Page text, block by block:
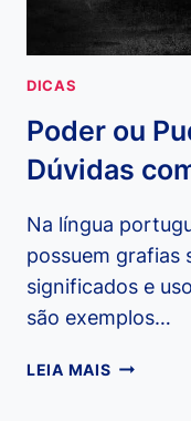
DICAS
Poder ou
Dúvidas
Na língua
possuem grafias
significados e
são exemplos…
LEIA MAISPODER